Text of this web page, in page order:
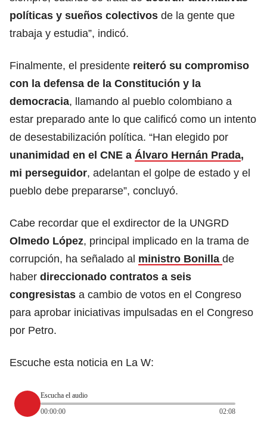
políticas y sueños colectivos de la gente que
trabaja y estudia”, indicó.
Finalmente, el presidente reiteró su compromiso
con la defensa de la Constitución y la
democracia, llamando al pueblo colombiano a
estar preparado ante lo que calificó como un intento
de desestabilización política. “Han elegido por
unanimidad en el CNE a Álvaro Hernán Prada,
mi perseguidor, adelantan el golpe de estado y el
pueblo debe prepararse”, concluyó.
Cabe recordar que el exdirector de la UNGRD
Olmedo López, principal implicado en la trama de
corrupción, ha señalado al ministro Bonilla de
haber direccionado contratos a seis
congresistas a cambio de votos en el Congreso
para aprobar iniciativas impulsadas en el Congreso
por Petro.
Escuche esta noticia en La W:
Escucha el audio
00:00:00
02:08